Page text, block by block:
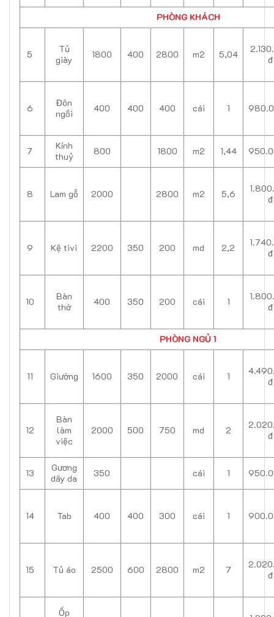
PHÒNG KHÁCH
5
Tủ
giày
1800 400 2800 m2 5,04
đ
6
Đôn
ngồi
400 400 400 cái 1
7
Kính
thuỷ
800 1800 m2 1,44
8 Lam gỗ 2000 2800 m2 5,6
đ
9 Kệ tivi 2200 350 200 md 2,2
đ
10
Bàn
thờ
400 350 200 cái 1
đ
PHÒNG NGỦ 1
11 Giường 1600 350 2000 cái 1
đ
12
Bàn
làm
việc
2000 500 750 md 2
đ
13
Gương
dây da
350 cái 1
14 Tab 400 400 300 cái 1
15 Tủ áo 2500 600 2800 m2 7
đ
Ốp